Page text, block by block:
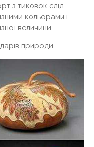
з тиковок слід
кольорами і
величини.
природи